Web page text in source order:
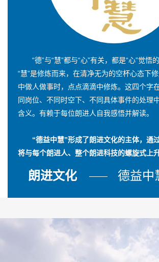
“德”与“慧”都与“心”有关，都是“心”觉悟
“慧”是修炼而来，在清净无为的空杯心态下
中做人做事时，点点滴滴中修炼。这四个字
同岗位、不同时空下、不同具体事件的处理
含义。有赖于每位朗进人自我感悟并解读。
“德益中慧”形成了朗进文化的主体，通
将与每个朗进人、整个朗进科技的螺旋式上
朗进文化 德益中